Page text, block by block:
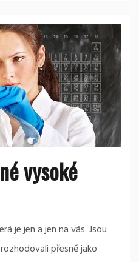
vysoké
je jen a jen na vás. Jsou
přesně jako